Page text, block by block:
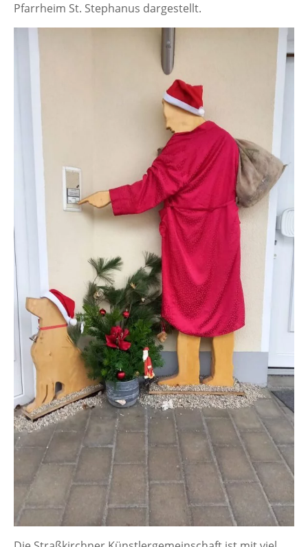
Pfarrheim St. Stephanus dargestellt.